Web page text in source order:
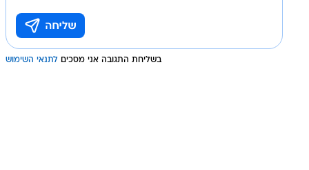
בשליחת התגובה אני מסכים לתנאי השימוש